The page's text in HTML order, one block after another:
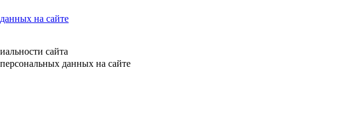
на сайте
сайта
данных на сайте